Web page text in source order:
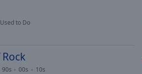
to Do
90s 00s
10s